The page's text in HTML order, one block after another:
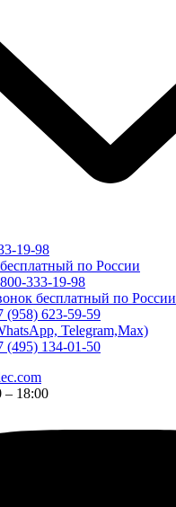
19-98
по России
333-19-98
бесплатный по России
(958) 623-59-59
Telegram,Max)
(495) 134-01-50
18:00